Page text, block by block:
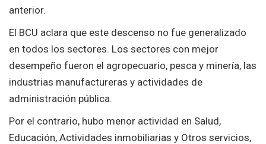
anterior.
El BCU aclara que este descenso no fue generalizado
en todos los sectores. Los sectores con mejor
desempeño fueron el agropecuario, pesca y minería, las
industrias manufactureras y actividades de
administración pública.
Por el contrario, hubo menor actividad en Salud,
Educación, Actividades inmobiliarias y Otros servicios,